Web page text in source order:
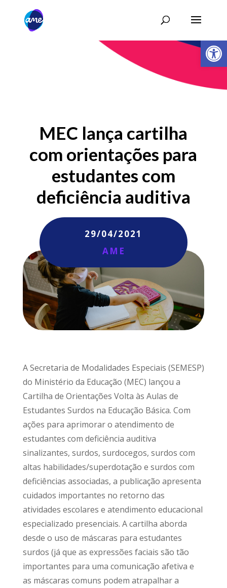
Abrir
MEC lança cartilha
com orientações para
estudantes com
deficiência auditiva
29/04/2021
AME
A Secretaria de Modalidades Especiais (SEMESP)
do Ministério da Educação (MEC) lançou a
Cartilha de Orientações Volta às Aulas de
Estudantes Surdos na Educação Básica. Com
ações para aprimorar o atendimento de
estudantes com deficiência auditiva
sinalizantes, surdos, surdocegos, surdos com
altas habilidades/superdotação e surdos com
deficiências associadas, a publicação apresenta
cuidados importantes no retorno das
atividades escolares e atendimento educacional
especializado presenciais. A cartilha aborda
desde o uso de máscaras para estudantes
surdos (já que as expressões faciais são tão
importantes para uma comunicação afetiva e
as máscaras comuns podem atrapalhar a